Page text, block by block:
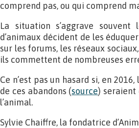
comprend pas, ou qui comprend
La situation s’aggrave
d’animaux décident de les
sur les forums, les réseaux
ils commettent de nombreuses
Ce n’est pas un hasard si, en
de ces abandons (source) seraient
l’animal.
Sylvie Chaiffre, la fondatrice